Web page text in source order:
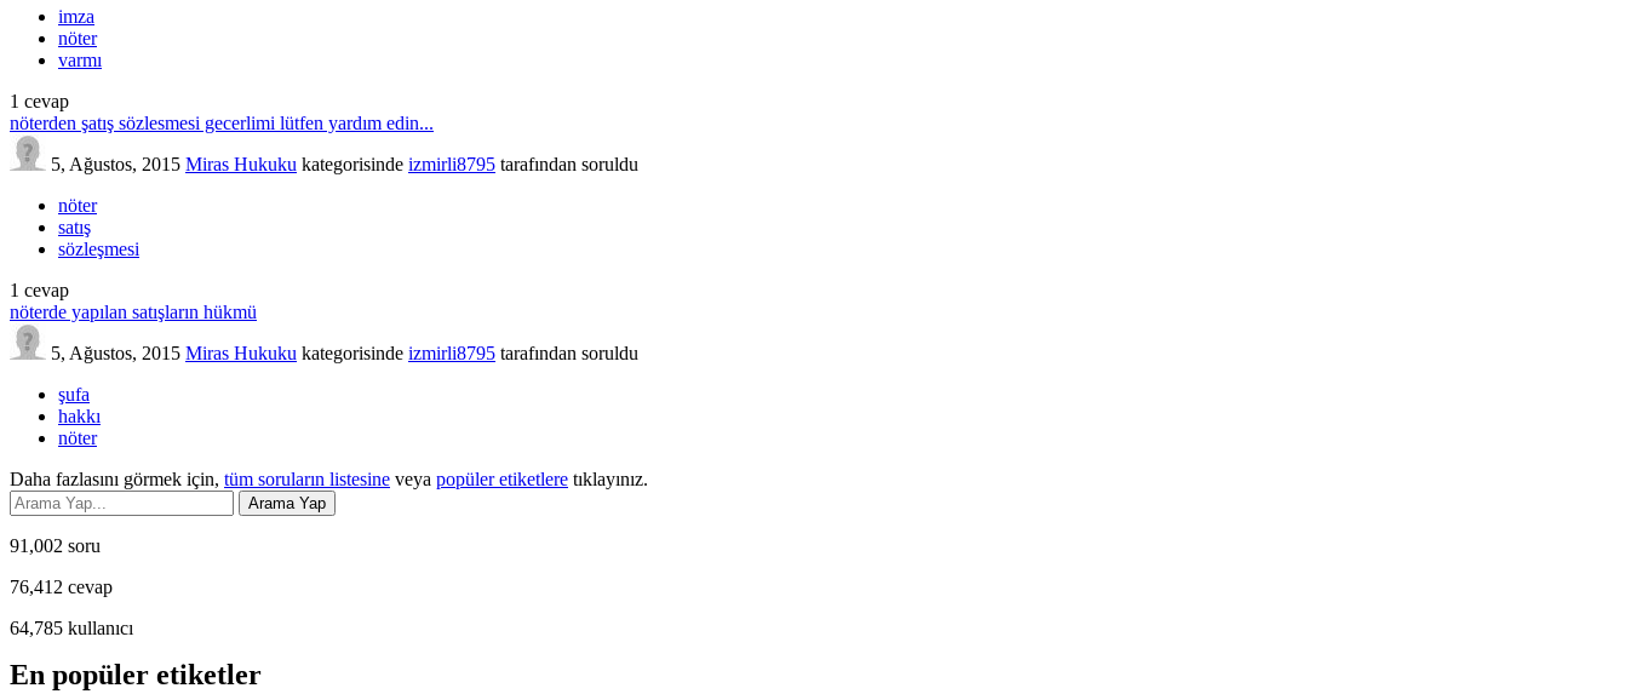
imza
nöter
varmı
1 cevap
nöterden şatış sözlesmesi gecerlimi lütfen yardım edin...
5, Ağustos, 2015 Miras Hukuku kategorisinde izmirli8795 tarafından soruldu
nöter
satış
sözleşmesi
1 cevap
nöterde yapılan satışların hükmü
5, Ağustos, 2015 Miras Hukuku kategorisinde izmirli8795 tarafından soruldu
şufa
hakkı
nöter
Daha fazlasını görmek için, tüm soruların listesine veya popüler etiketlere tıklayınız.
91,002 soru
76,412 cevap
64,785 kullanıcı
En popüler etiketler